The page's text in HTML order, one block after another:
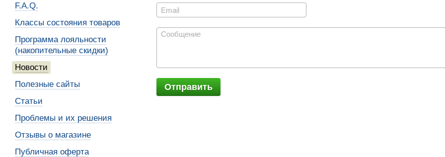
Отправить
F.A.Q.
Классы состояния товаров
Программа лояльности
(накопительные скидки)
Новости
Полезные сайты
Статьи
Проблемы и их решения
Отзывы о магазине
Публичная оферта